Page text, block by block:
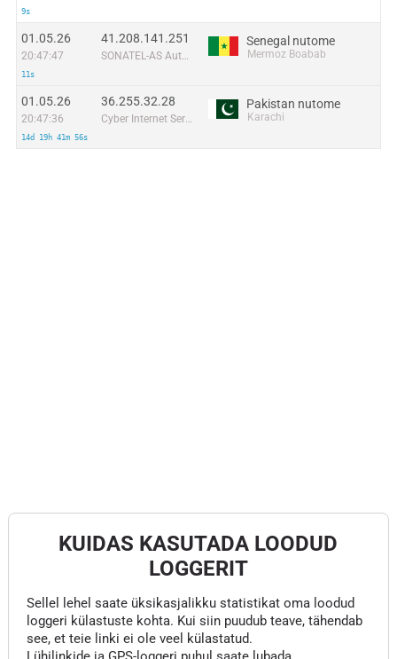
9s
01.05.26
20:47:47
11s
41.208.141.251
SONATEL-AS Autonomous System
Senegal nutome
Mermoz Boabab
01.05.26
20:47:36
14d 19h 41m 56s
36.255.32.28
Cyber Internet Services Pakistan
Pakistan nutome
Karachi
KUIDAS KASUTADA LOODUD
LOGGERIT
Sellel lehel saate üksikasjalikku statistikat oma loodud
loggeri külastuste kohta. Kui siin puudub teave, tähendab
see, et teie linki ei ole veel külastatud.